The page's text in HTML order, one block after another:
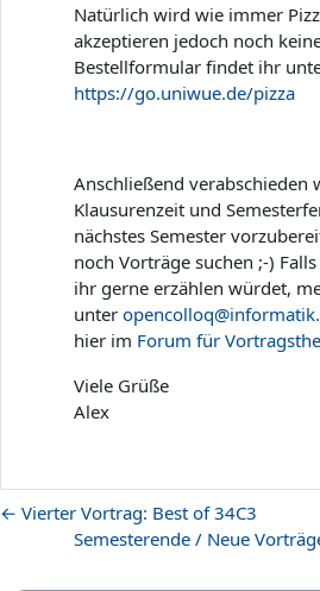
Natürlich wird wie immer
akzeptieren jedoch noch
Bestellformular findet ihr
https://go.uniwue.de/pizza
Anschließend verabschieden
Klausurenzeit und
nächstes Semester
noch Vorträge suchen ;-)
ihr gerne erzählen würdet,
unter
hier im Forum für
Viele Grüße
Alex
← Vierter Vortrag: Best of 34C3
Semesterende / Neue